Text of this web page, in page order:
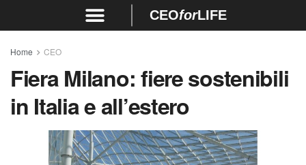
CEOforLIFE
Home CEO
Fiera Milano: fiere sostenibili
in Italia e all’estero